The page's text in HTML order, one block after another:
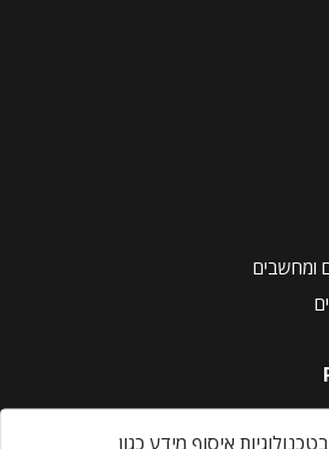
ומחשבים
איסוף מידע כגון